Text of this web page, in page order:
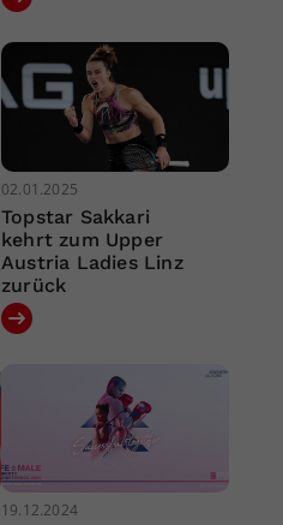
02.01.2025
Topstar Sakkari
kehrt zum Upper
Austria Ladies Linz
zurück
19.12.2024